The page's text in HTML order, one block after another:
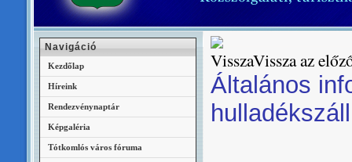
Vissza az
Általános
Navigáció
Kezdőlap
Híreink
Rendezvénynaptár
Képgaléria
Tótkomlós város fóruma